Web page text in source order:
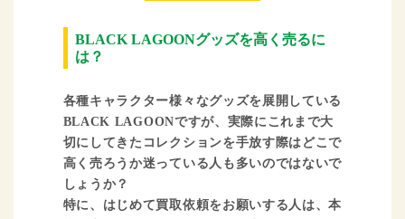
BLACK LAGOONグッズを高く売るに
は？
各種キャラクター様々なグッズを展開している
BLACK LAGOONですが、実際にこれまで大
切にしてきたコレクションを手放す際はどこで
高く売ろうか迷っている人も多いのではないで
しょうか？
特に、はじめて買取依頼をお願いする人は、本